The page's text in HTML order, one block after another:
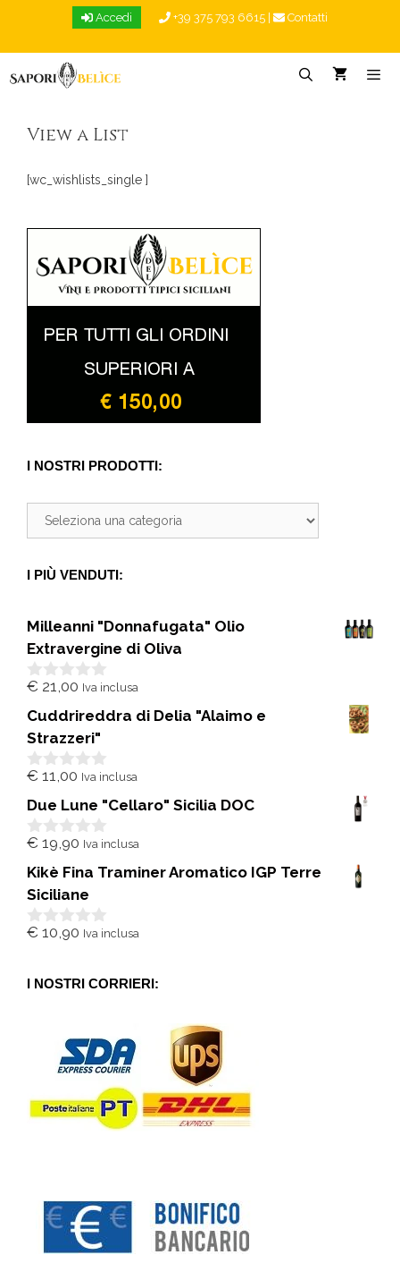
Accedi +39 375 793 6615 Contatti
View a List
[wc_wishlists_single ]
I NOSTRI PRODOTTI:
I PIÙ VENDUTI:
Milleanni "Donnafugata" Olio
Extravergine di Oliva
0
u
5
€ 21,00 Iva inclusa
Cuddrireddra di Delia "Alaimo e
Strazzeri"
0
u
5
€ 11,00 Iva inclusa
Due Lune "Cellaro" Sicilia DOC
0
u
5
€ 19,90 Iva inclusa
Kikè Fina Traminer Aromatico IGP Terre
Siciliane
0
5
€ 10,90 Iva inclusa
I NOSTRI CORRIERI: